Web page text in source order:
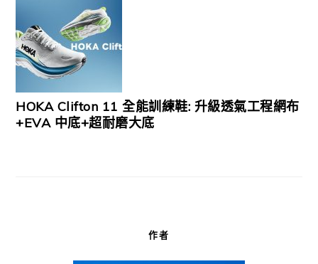
HOKA Clifton 11 全能訓練鞋: 升級透氣工程網布
+EVA 中底+超耐磨大底
作者